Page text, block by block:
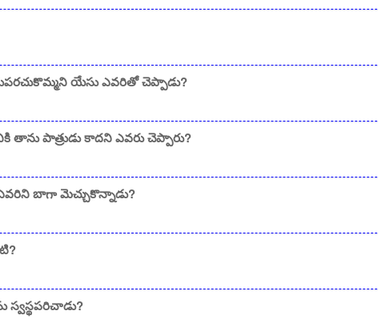
యేసు ఎవరితో చెప్పాడు?
పాత్రుడు కాదని ఎవరు చెప్పారు?
బాగా మెచ్చుకొన్నాడు?
స్వస్థపరిచాడు?